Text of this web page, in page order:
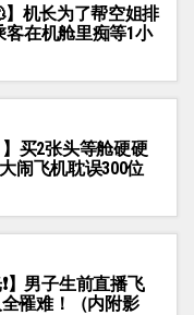
】机长为了帮空姐排
客在机舱里痴等1小
】买2张头等舱硬硬
闹飞机耽误300位
】男子生前直播飞
罹难！（内附影